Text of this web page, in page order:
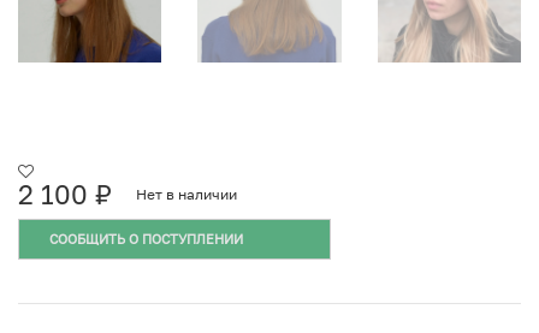
2 100 ₽ Нет в наличии
СООБЩИТЬ О ПОСТУПЛЕНИИ